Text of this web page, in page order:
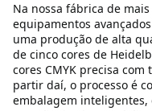
Na nossa fábrica de
equipamentos
uma produção de alta
de cinco cores de
cores CMYK precisa
partir daí, o processo é
embalagem